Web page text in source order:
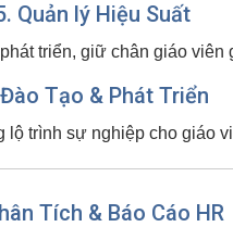
Quản lý Hiệu Suất
triển, giữ chân giáo viên
Tạo & Phát Triển
lộ trình sự nghiệp cho giáo
Tích & Báo Cáo HR